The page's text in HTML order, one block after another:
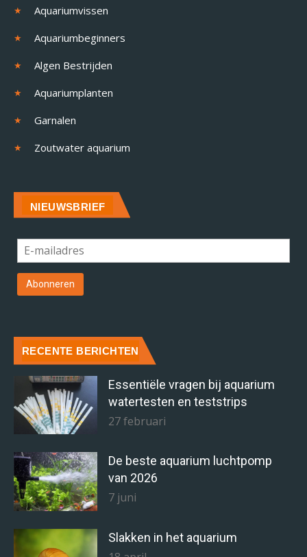
Aquariumvissen
Aquariumbeginners
Algen Bestrijden
Aquariumplanten
Garnalen
Zoutwater aquarium
NIEUWSBRIEF
RECENTE BERICHTEN
Essentiële vragen bij aquarium
watertesten en teststrips
27 februari
De beste aquarium luchtpomp
van 2026
7 juni
Slakken in het aquarium